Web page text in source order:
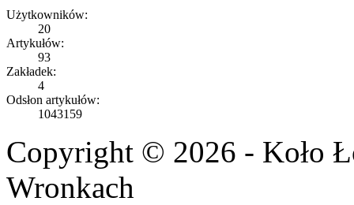
Użytkowników:
20
Artykułów:
93
Zakładek:
4
Odsłon artykułów:
1043159
Copyright © 2026 - Koło
Wronkach